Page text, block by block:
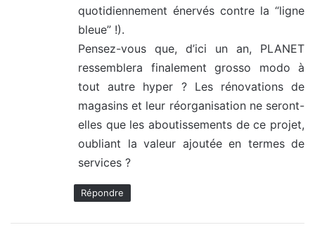
quotidiennement énervés contre la “ligne
bleue” !).
Pensez-vous que, d’ici un an, PLANET
ressemblera finalement grosso modo à
tout autre hyper ? Les rénovations de
magasins et leur réorganisation ne seront-
elles que les aboutissements de ce projet,
oubliant la valeur ajoutée en termes de
services ?
Répondre